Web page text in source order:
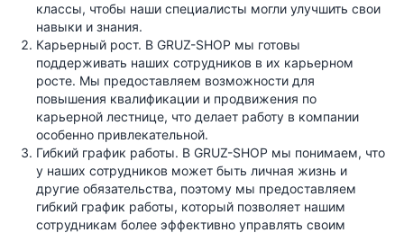
классы, чтобы наши специалисты могли улучшить свои
навыки и знания.
Карьерный рост. В GRUZ-SHOP мы готовы
поддерживать наших сотрудников в их карьерном
росте. Мы предоставляем возможности для
повышения квалификации и продвижения по
карьерной лестнице, что делает работу в компании
особенно привлекательной.
Гибкий график работы. В GRUZ-SHOP мы понимаем, что
у наших сотрудников может быть личная жизнь и
другие обязательства, поэтому мы предоставляем
гибкий график работы, который позволяет нашим
сотрудникам более эффективно управлять своим